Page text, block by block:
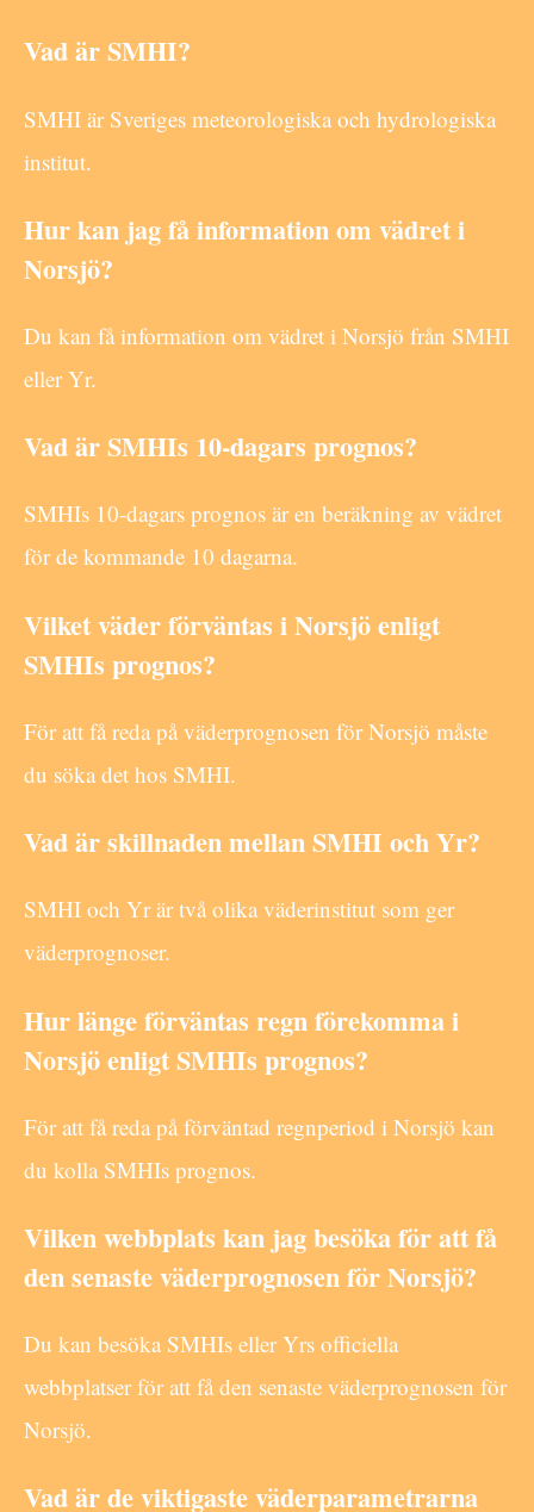
Vad är SMHI?
SMHI är Sveriges meteorologiska och hydrologiska
institut.
Hur kan jag få information om vädret i
Norsjö?
Du kan få information om vädret i Norsjö från SMHI
eller Yr.
Vad är SMHIs 10-dagars prognos?
SMHIs 10-dagars prognos är en beräkning av vädret
för de kommande 10 dagarna.
Vilket väder förväntas i Norsjö enligt
SMHIs prognos?
För att få reda på väderprognosen för Norsjö måste
du söka det hos SMHI.
Vad är skillnaden mellan SMHI och Yr?
SMHI och Yr är två olika väderinstitut som ger
väderprognoser.
Hur länge förväntas regn förekomma i
Norsjö enligt SMHIs prognos?
För att få reda på förväntad regnperiod i Norsjö kan
du kolla SMHIs prognos.
Vilken webbplats kan jag besöka för att få
den senaste väderprognosen för Norsjö?
Du kan besöka SMHIs eller Yrs officiella
webbplatser för att få den senaste väderprognosen för
Norsjö.
Vad är de viktigaste väderparametrarna